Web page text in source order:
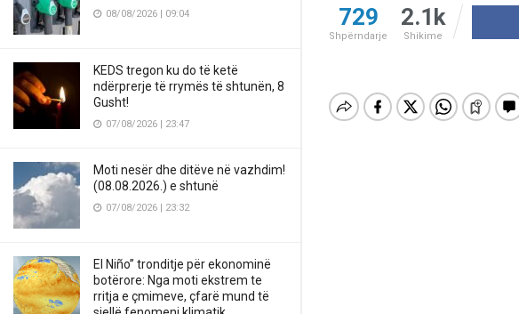
08/08/2026 | 09:04
KEDS tregon ku do të ketë
ndërprerje të rrymës të shtunën, 8
Gusht!
07/08/2026 | 23:47
Moti nesër dhe ditëve në vazhdim!
(08.08.2026.) e shtunë
07/08/2026 | 23:32
El Niño” tronditje për ekonominë
botërore: Nga moti ekstrem te
rritja e çmimeve, çfarë mund të
729
Shpërndarje
2.1k
Shikime